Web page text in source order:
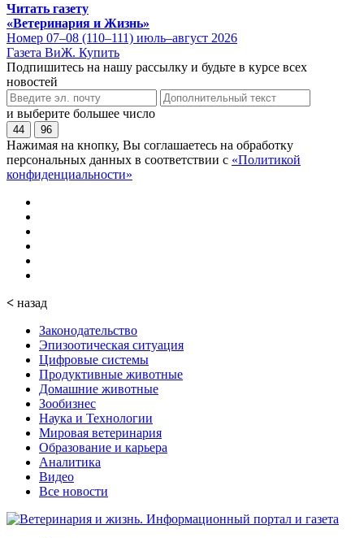
Читать газету
«Ветеринария и Жизнь»
Номер 07–08 (110–111) июль–август 2026
Газета ВиЖ. Купить
Подпишитесь на нашу рассылку и будьте в курсе всех
новостей
и выберите большее число
44 96
Нажимая на кнопку, Вы соглашаетесь на обработку
персональных данных в соответствии с «Политикой
конфиденциальности»
< назад
Законодательство
Эпизоотическая ситуация
Цифровые системы
Продуктивные животные
Домашние животные
Зообизнес
Наука и Технологии
Мировая ветеринария
Образование и карьера
Аналитика
Видео
Все новости